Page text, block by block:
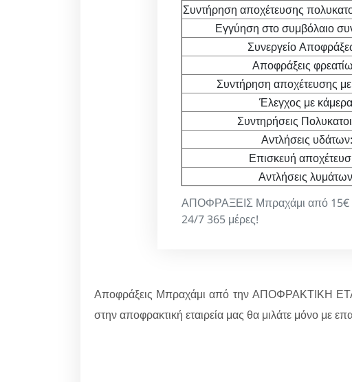
ΑΠΟΦΡΑΞΕΙΣ Μπραχάμι από 15€
24/7 365 μέρες!
Συντήρηση αποχέτευσης
Εγγύηση στο συμβόλαιο
Συνεργείο
Αποφράξεις
Συντήρηση αποχέτευσης με
Έλεγχος με
Συντηρήσεις
Αντλήσεις υδάτων:
Επισκευή
Αντλήσεις
Αποφράξεις Μπραχάμι από την ΑΠΟΦΡΑΚΤΙΚΗ
στην αποφρακτική εταιρεία μας θα μιλάτε μόνο με